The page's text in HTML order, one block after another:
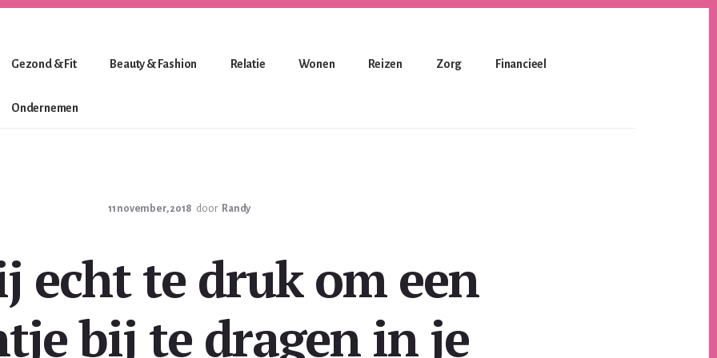
Gezond & Fit Beauty & Fashion Relatie Wonen Reizen Zorg Financieel
Ondernemen
11 november, 2018 door Randy
echt te druk om een
bij te dragen in je